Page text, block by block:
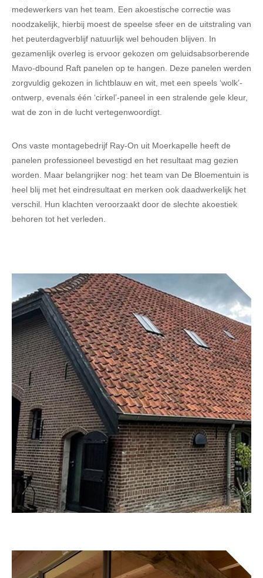
medewerkers van het team. Een akoestische correctie was
noodzakelijk, hierbij moest de speelse sfeer en de uitstraling van
het peuterdagverblijf natuurlijk wel behouden blijven. In
gezamenlijk overleg is ervoor gekozen om geluidsabsorberende
Mavo-dbound Raft panelen op te hangen. Deze panelen werden
zorgvuldig gekozen in lichtblauw en wit, met een speels ‘wolk’-
ontwerp, evenals één ‘cirkel’-paneel in een stralende gele kleur,
wat de zon in de lucht vertegenwoordigt.
Ons vaste montagebedrijf Ray-On uit Moerkapelle heeft de
panelen professioneel bevestigd en het resultaat mag gezien
worden. Maar belangrijker nog: het team van De Bloementuin is
heel blij met het eindresultaat en merken ook daadwerkelijk het
verschil. Hun klachten veroorzaakt door de slechte akoestiek
behoren tot het verleden.